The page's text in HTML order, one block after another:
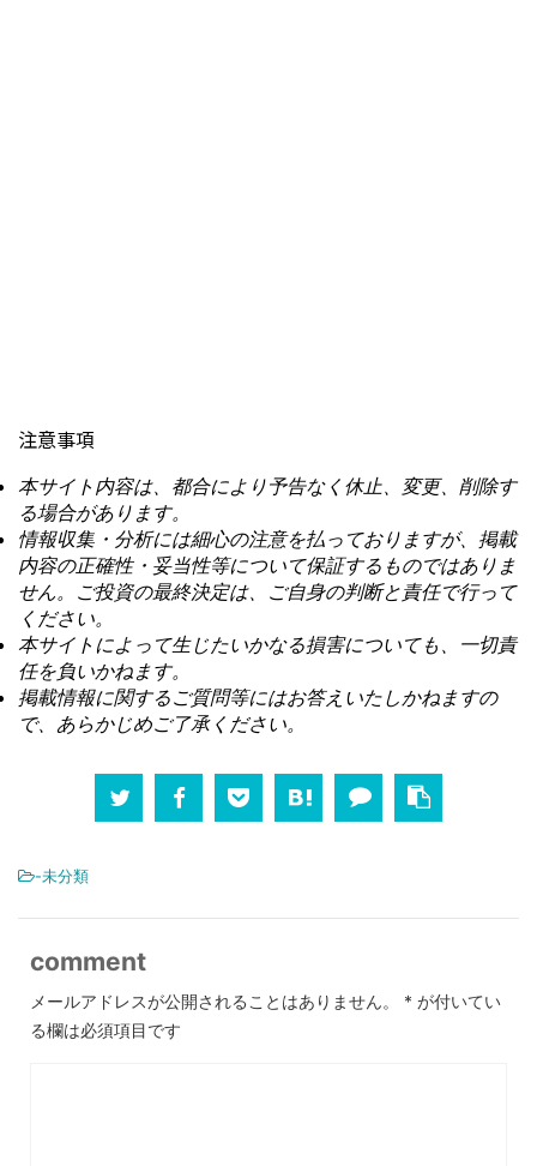
注意事項
本サイト内容は、都合により予告なく休止、変更、削除す
る場合があります。
情報収集・分析には細心の注意を払っておりますが、掲載
内容の正確性・妥当性等について保証するものではありま
せん。ご投資の最終決定は、ご自身の判断と責任で行って
ください。
本サイトによって生じたいかなる損害についても、一切責
任を負いかねます。
掲載情報に関するご質問等にはお答えいたしかねますの
で、あらかじめご了承ください。
-未分類
comment
メールアドレスが公開されることはありません。 * が付いてい
る欄は必須項目です